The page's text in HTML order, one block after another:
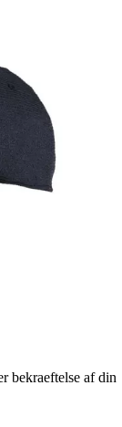
bekraeftelse af din